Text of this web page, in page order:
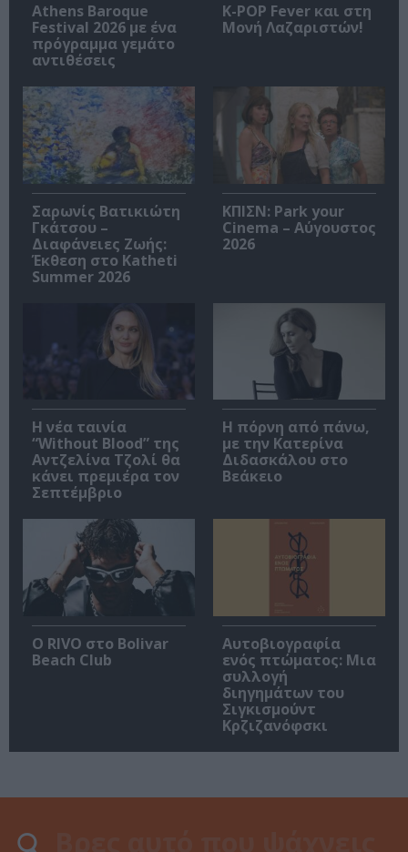
Athens Baroque
Festival 2026 με ένα
πρόγραμμα γεμάτο
αντιθέσεις
K-POP Fever και στη
Μονή Λαζαριστών!
Σαρωνίς Βατικιώτη
Γκάτσου –
Διαφάνειες Ζωής:
Έκθεση στο Katheti
Summer 2026
ΚΠΙΣΝ: Park your
Cinema – Αύγουστος
2026
Η νέα ταινία
“Without Blood” της
Αντζελίνα Τζολί θα
κάνει πρεμιέρα τον
Σεπτέμβριο
Η πόρνη από πάνω,
με την Κατερίνα
Διδασκάλου στο
Βεάκειο
Ο RIVO στο Bolivar
Beach Club
Αυτοβιογραφία
ενός πτώματος: Μια
συλλογή
διηγημάτων του
Σιγκισμούντ
Κρζιζανόφσκι